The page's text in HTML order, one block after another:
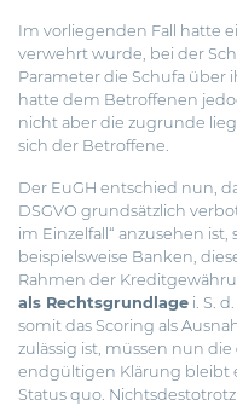
Im vorliegenden Fall hatte
verwehrt wurde, bei der
Parameter die Schufa über
hatte dem Betroffenen
nicht aber die zugrunde
sich der Betroffene.
Der EuGH entschied nun,
DSGVO grundsätzlich
im Einzelfall“ anzusehen
beispielsweise Banken,
Rahmen der
als Rechtsgrundlage i. S.
somit das Scoring als
zulässig ist, müssen nun die
endgültigen Klärung bleibt
Status quo. Nichtsdestotrotz